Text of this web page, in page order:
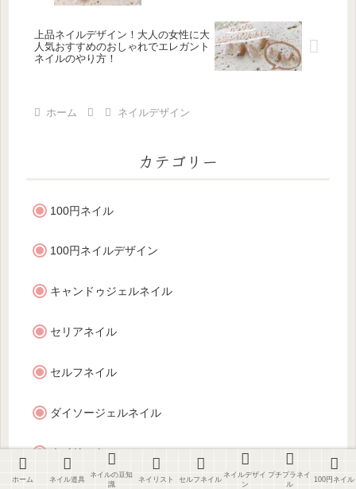
上品ネイルデザイン！大人の女性に大
人気おすすめのおしゃれでエレガント
ネイルのやり方！
ホーム ネイルデザイン
カテゴリー
100円ネイル
100円ネイルデザイン
キャンドゥジェルネイル
セリアネイル
セルフネイル
ダイソージェルネイル
ネイリスト
ホーム ネイル道具
ネイルの豆知
識
ネイリスト セルフネイル
ネイルデザイ
ン
プチプラネイ
ル
100円ネイル